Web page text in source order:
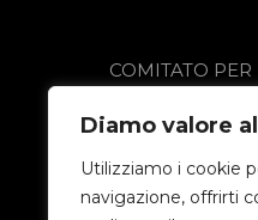
Diamo valore
Utilizziamo i cookie
navigazione, offrirti
COMITATO
24021 Albino
Privacy Policy